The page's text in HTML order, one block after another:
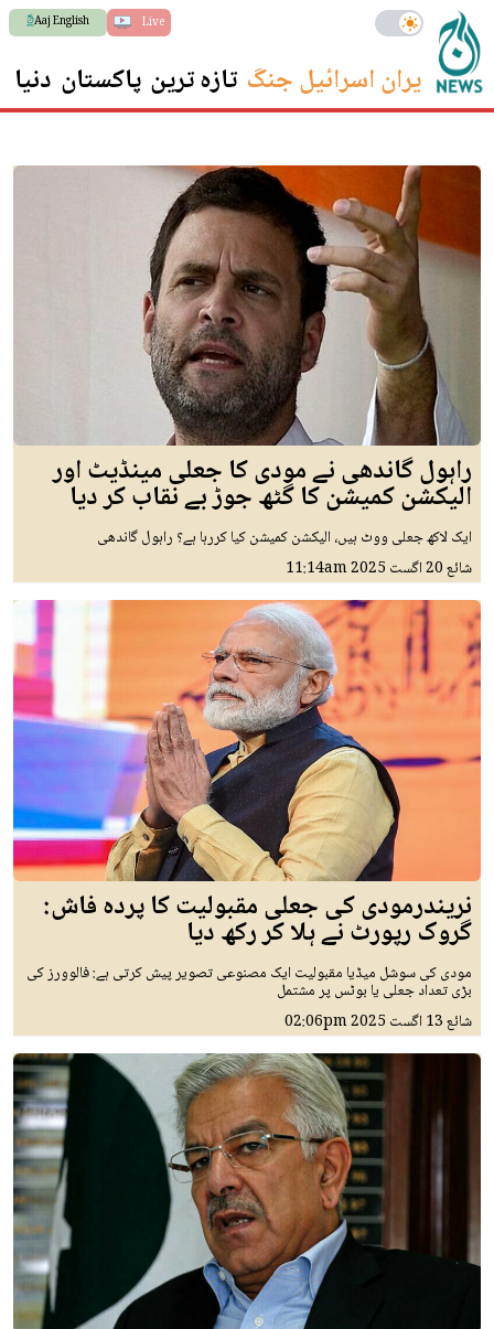
Live
Aaj English
ایران اسرائیل جنگ تازہ ترین پاکستان دنیا
راہول گاندھی نے مودی کا جعلی مینڈیٹ اور
الیکشن کمیشن کا گٹھ جوڑ بے نقاب کر دیا
ایک لاکھ جعلی ووٹ ہیں، الیکشن کمیشن کیا کررہا ہے؟ راہول گاندھی
شائع20 اگست 2025 11:14am
نریندرمودی کی جعلی مقبولیت کا پردہ فاش:
گروک رپورٹ نے ہلا کر رکھ دیا
مودی کی سوشل میڈیا مقبولیت ایک مصنوعی تصویر پیش کرتی ہے: فالوورز کی
بڑی تعداد جعلی یا بوٹس پر مشتمل
شائع13 اگست 2025 02:06pm